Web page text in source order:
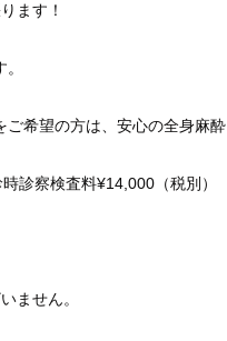
ます！
希望の方は、安心の全身麻
診察検査料¥14,000（税別）
ません。